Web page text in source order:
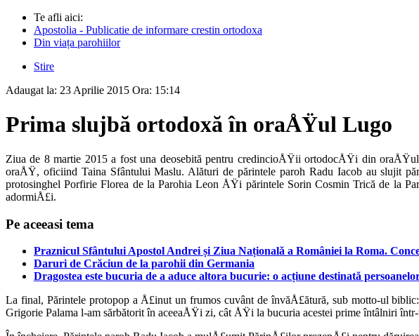
Te afli aici:
Apostolia - Publicatie de informare crestin ortodoxa
Din viața parohiilor
Stire
Adaugat la: 23 Aprilie 2015 Ora: 15:14
Prima slujbă ortodoxă în oraÅŸul Lugo
Ziua de 8 martie 2015 a fost una deo­sebită pentru credincioÅŸii ortodocÅŸi din
oraÅŸ, oficiind Taina Sfântului Maslu. Alături de părintele paroh Radu Iacob au slujit
protosinghel Porfirie Florea de la Parohia Leon ÅŸi părin­tele Sorin Cosmin Trică de la
adormiÅ£i.
Pe aceeasi tema
Praznicul Sfântului Apostol Andrei și Ziua Națională a României la Roma.
Daruri de Crăciun de la parohii din Germania
Dragostea este bucuria de a aduce altora bucurie: o acțiune destinată
La final, Părintele protopop a Å£inut un fru­mos cuvânt de învăÅ£ătură, sub motto-ul
Grigorie Palama l-am sărbătorit în aceeaÅŸi zi, cât ÅŸi la bucuria acestei prime întâlniri